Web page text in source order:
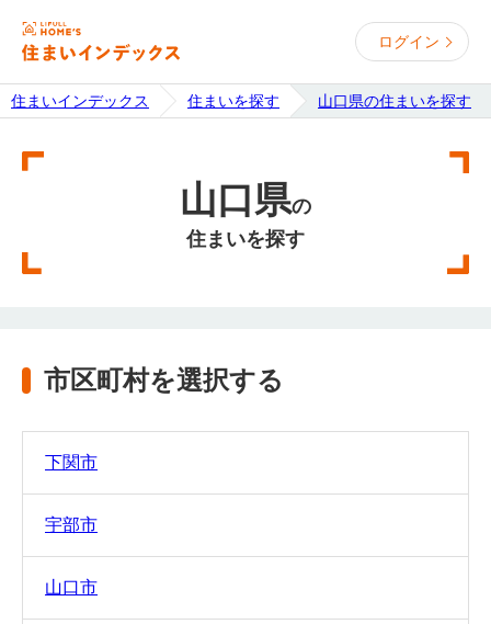
ログイン
住まいインデックス 住まいを探す 山口県の住まいを探す
山口県の
住まいを探す
市区町村を選択する
下関市
宇部市
山口市